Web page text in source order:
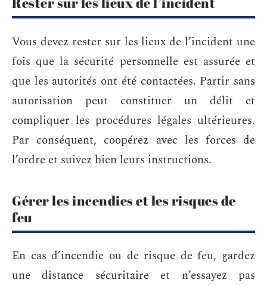
Vous devez rester sur les lieux de l’incident une
fois que la sécurité personnelle est assurée et
que les autorités ont été contactées. Partir sans
autorisation peut constituer un délit et
compliquer les procédures légales ultérieures.
Par conséquent, coopérez avec les forces de
l’ordre et suivez bien leurs instructions.
Gérer les incendies et les risques de
feu
En cas d’incendie ou de risque de feu, gardez
une distance sécuritaire et n’essayez pas